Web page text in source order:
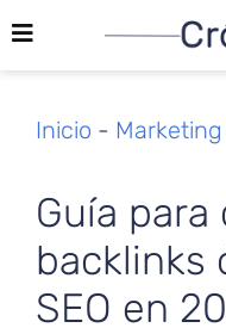
Inicio -
Guía para
backlinks
SEO en